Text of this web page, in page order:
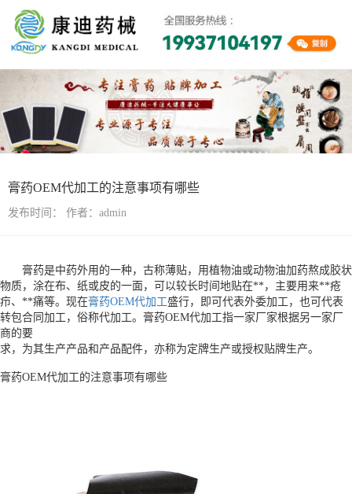
行业资讯
膏药OEM代加工的注意事项有哪些
发布时间： 作者：admin
膏药是中药外用的一种，古称薄贴，用植物油或动物油加药熬成胶状
物质，涂在布、纸或皮的一面，可以较长时间地贴在**，主要用来**疮
疖、**痛等。现在膏药OEM代加工盛行，即可代表外委加工，也可代表
转包合同加工，俗称代加工。膏药OEM代加工指一家厂家根据另一家厂
商的要
求，为其生产产品和产品配件，亦称为定牌生产或授权贴牌生产。
膏药OEM代加工的注意事项有哪些